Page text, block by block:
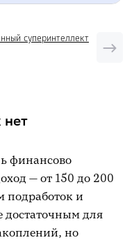
финансовый
суперинтеллект
нет
финансово
— от 150 до 200
подработок и
достаточным для
но